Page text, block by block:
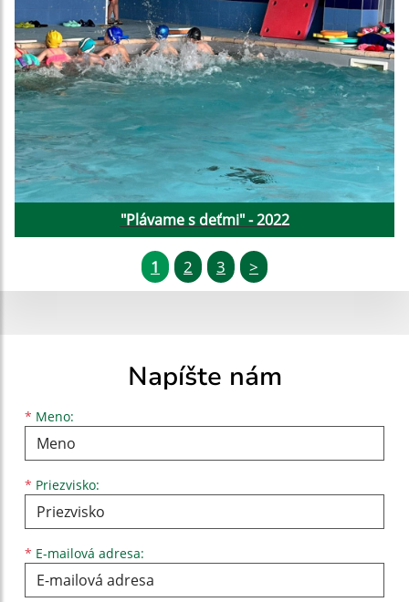
"Plávame s deťmi" - 2022
1 2 3 >
Napíšte nám
* Meno:
Meno
* Priezvisko:
Priezvisko
* E-mailová adresa:
E-mailová adresa